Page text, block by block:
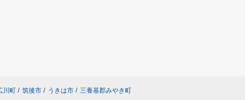
川町 / 筑後市 / うきは市 / 三養基郡みやき町